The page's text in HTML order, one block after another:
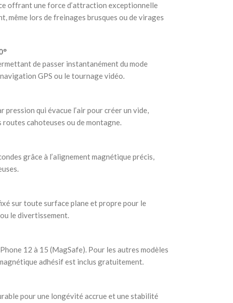
offrant une force d’attraction exceptionnelle
même lors de freinages brusques ou de virages
de passer instantanément du mode
GPS ou le tournage vidéo.
pression qui évacue l’air pour créer un vide,
cahoteuses ou de montagne.
grâce à l’alignement magnétique précis,
sur toute surface plane et propre pour le
le divertissement.
12 à 15 (MagSafe). Pour les autres modèles
adhésif est inclus gratuitement.
pour une longévité accrue et une stabilité